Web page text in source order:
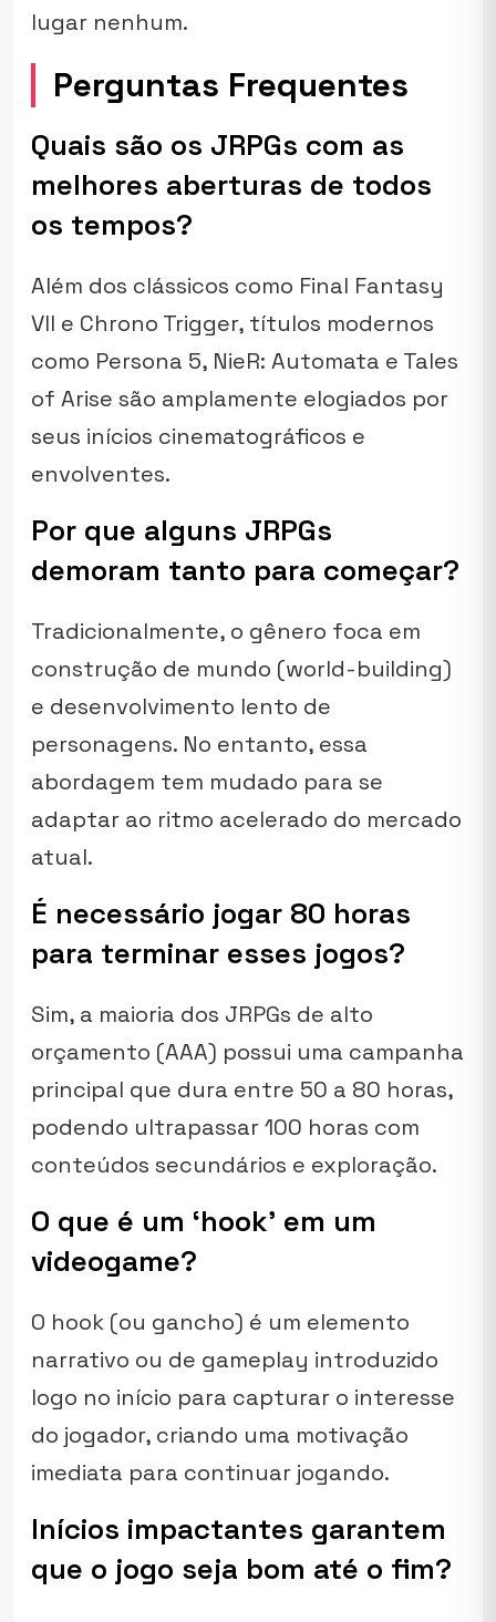
lugar nenhum.
Perguntas Frequentes
Quais são os JRPGs com as
melhores aberturas de todos
os tempos?
Além dos clássicos como Final Fantasy
VII e Chrono Trigger, títulos modernos
como Persona 5, NieR: Automata e Tales
of Arise são amplamente elogiados por
seus inícios cinematográficos e
envolventes.
Por que alguns JRPGs
demoram tanto para começar?
Tradicionalmente, o gênero foca em
construção de mundo (world-building)
e desenvolvimento lento de
personagens. No entanto, essa
abordagem tem mudado para se
adaptar ao ritmo acelerado do mercado
atual.
É necessário jogar 80 horas
para terminar esses jogos?
Sim, a maioria dos JRPGs de alto
orçamento (AAA) possui uma campanha
principal que dura entre 50 a 80 horas,
podendo ultrapassar 100 horas com
conteúdos secundários e exploração.
O que é um ‘hook’ em um
videogame?
O hook (ou gancho) é um elemento
narrativo ou de gameplay introduzido
logo no início para capturar o interesse
do jogador, criando uma motivação
imediata para continuar jogando.
Inícios impactantes garantem
que o jogo seja bom até o fim?